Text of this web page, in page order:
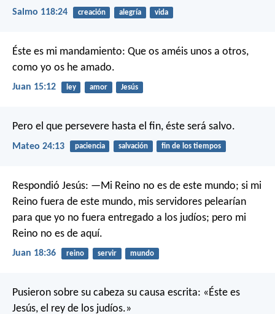
Salmo 118:24 creación alegría vida
Éste es mi mandamiento: Que os améis unos a otros,
como yo os he amado.
Juan 15:12 ley amor Jesús
Pero el que persevere hasta el fin, éste será salvo.
Mateo 24:13 paciencia salvación fin de los tiempos
Respondió Jesús: —Mi Reino no es de este mundo; si mi
Reino fuera de este mundo, mis servidores pelearían
para que yo no fuera entregado a los judíos; pero mi
Reino no es de aquí.
Juan 18:36 reino servir mundo
Pusieron sobre su cabeza su causa escrita: «Éste es
Jesús, el rey de los judíos.»